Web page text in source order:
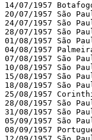
14/07/1957 Botafogo
20/07/1957 São
24/07/1957 São
28/07/1957 São
01/08/1957 São
04/08/1957
07/08/1957 São
10/08/1957 São
15/08/1957 São
18/08/1957 São
25/08/1957
28/08/1957 São
31/08/1957 São
05/09/1957 São
08/09/1957 Portuguesa de